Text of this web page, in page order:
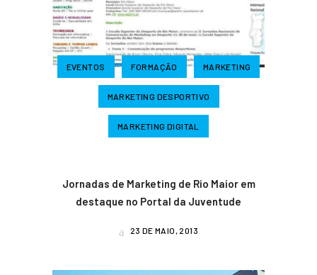
EVENTOS FORMAÇÃO MARKETING
MARKETING DESPORTIVO
MARKETING DIGITAL
Jornadas de Marketing de Rio Maior em
destaque no Portal da Juventude
23 DE MAIO, 2013